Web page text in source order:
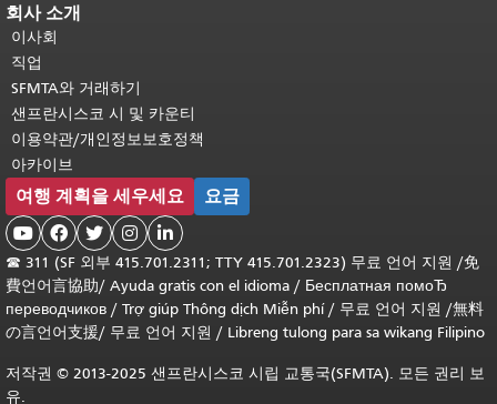
회사 소개
이사회
직업
SFMTA와 거래하기
샌프란시스코 시 및 카운티
이용약관/개인정보보호정책
아카이브
여행 계획을 세우세요 요금
    
☎ 311 (SF 외부 415.701.2311; TTY 415.701.2323) 무료 언어 지원 /免
費언어言協助/ Ayuda gratis con el idioma / Бесплатная помоЂ
переводчиков / Trợ giúp Thông dịch Miễn phí/ 무료 언어 지원 /無料
の言언어支援/ 무료 언어 지원 / Libreng tulong para sa wikang Filipino
저작권 © 2013-2025 샌프란시스코 시립 교통국(SFMTA). 모든 권리 보
유.